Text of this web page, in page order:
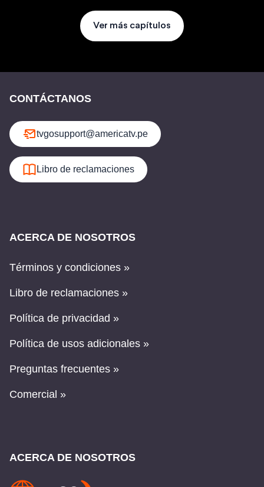
Ver más capítulos
CONTÁCTANOS
tvgosupport@americatv.pe
Libro de reclamaciones
ACERCA DE NOSOTROS
Términos y condiciones »
Libro de reclamaciones »
Política de privacidad »
Política de usos adicionales »
Preguntas frecuentes »
Comercial »
ACERCA DE NOSOTROS